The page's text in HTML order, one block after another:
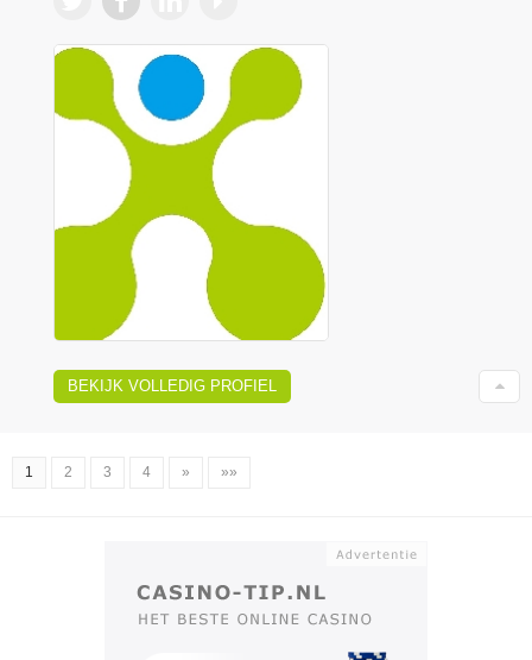
BEKIJK VOLLEDIG PROFIEL
1 2 3 4 » »»